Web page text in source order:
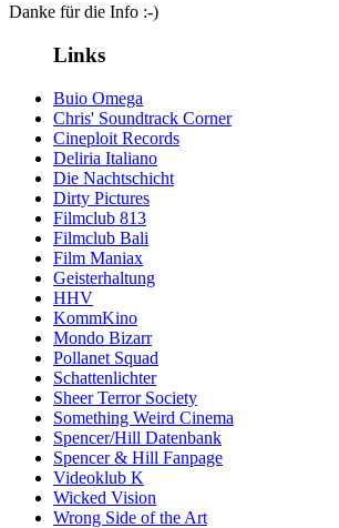
Danke für die Info :-)
Links
Buio Omega
Chris' Soundtrack Corner
Cineploit Records
Deliria Italiano
Die Nachtschicht
Dirty Pictures
Filmclub 813
Filmclub Bali
Film Maniax
Geisterhaltung
HHV
KommKino
Mondo Bizarr
Pollanet Squad
Schattenlichter
Sheer Terror Society
Something Weird Cinema
Spencer/Hill Datenbank
Spencer & Hill Fanpage
Videoklub K
Wicked Vision
Wrong Side of the Art